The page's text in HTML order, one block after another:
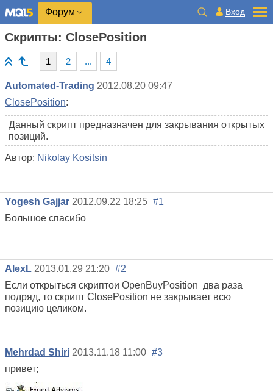
Форум Вход
Скрипты: ClosePosition
1 2 ... 4
Automated-Trading 2012.08.20 09:47
ClosePosition:
Данный скрипт предназначен для закрывания открытых
позиций.
Автор: Nikolay Kositsin
Yogesh Gajjar 2012.09.22 18:25 #1
Большое спасибо
AlexL 2013.01.29 21:20 #2
Если открыться скриптои OpenBuyPosition два раза
подряд, то скрипт ClosePosition не закрывает всю
позицию целиком.
Mehrdad Shiri 2013.11.18 11:00 #3
привет;